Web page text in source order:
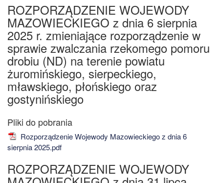
ROZPORZĄDZENIE WOJEWODY
MAZOWIECKIEGO z dnia 6 sierpnia
2025 r. zmieniające rozporządzenie w
sprawie zwalczania rzekomego pomoru
drobiu (ND) na terenie powiatu
żuromińskiego, sierpeckiego,
mławskiego, płońskiego oraz
gostynińskiego
Rozporządzenie Wojewody Mazowieckiego z dnia 6
sierpnia 2025.pdf
ROZPORZĄDZENIE WOJEWODY